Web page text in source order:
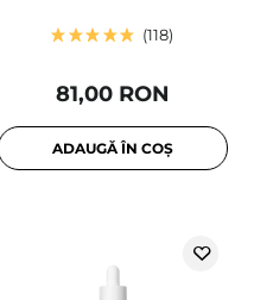
118
81,00 RON
ADAUGĂ ÎN COȘ